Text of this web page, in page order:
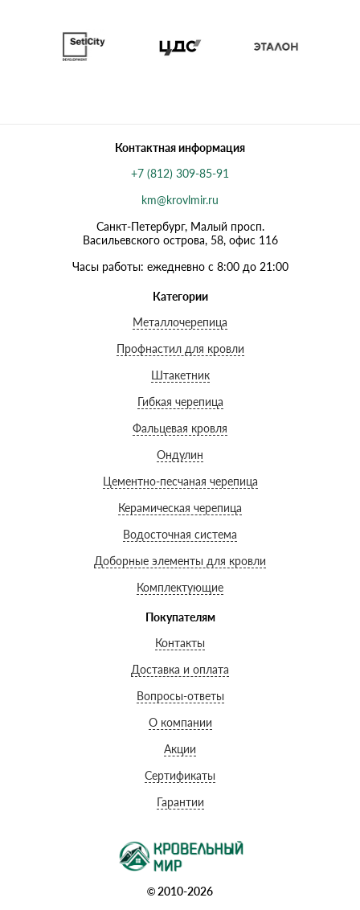
Контактная информация
+7 (812) 309-85-91
km@krovlmir.ru
Санкт-Петербург, Малый просп.
Васильевского острова, 58, офис 116
Часы работы: ежедневно с 8:00 до 21:00
Категории
Металлочерепица
Профнастил для кровли
Штакетник
Гибкая черепица
Фальцевая кровля
Ондулин
Цементно-песчаная черепица
Керамическая черепица
Водосточная система
Доборные элементы для кровли
Комплектующие
Покупателям
Контакты
Доставка и оплата
Вопросы-ответы
О компании
Акции
Сертификаты
Гарантии
© 2010-2026